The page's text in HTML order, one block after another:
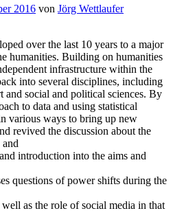
2016 von Jörg Wettlaufer
over the last 10 years to a major
humanities. Building on humanities
infrastructure within the
into several disciplines, including
and social and political sciences. By
to data and using statistical
various ways to bring up new
revived the discussion about the
introduction into the aims and
questions of power shifts during the
as the role of social media in that